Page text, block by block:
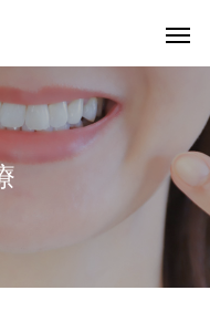
歯科健